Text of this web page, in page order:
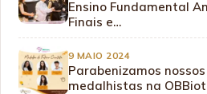
Ensino Fundamental
Finais e…
9 MAIO 2024
Parabenizamos
medalhistas na